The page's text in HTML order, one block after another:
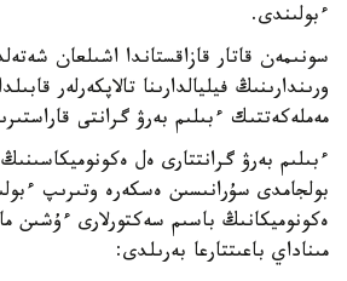
ءبولىندى.
سونىمەن قاتار قازاقستاندا اشىلعان
مەملەكەتتىك ءبىلىم بەرۋ گرانتى
ءبىلىم بەرۋ گرانتتارى ەل
بولجامدى سۇرانىسىن ەسكەرە وتىرىپ
ەكونوميكانىڭ باسىم سەكتورلارى ءۇشىن
مىناداي باعىتتارعا بەرىلدى: